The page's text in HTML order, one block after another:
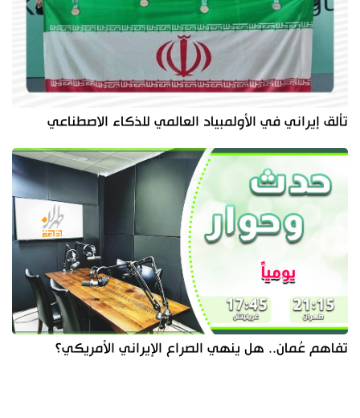
تألق إيراني في الأولمبياد العالمي للذكاء الاصطناعي
تفاهم عُمان.. هل ينهي الصراع الإيراني الأمريكي؟